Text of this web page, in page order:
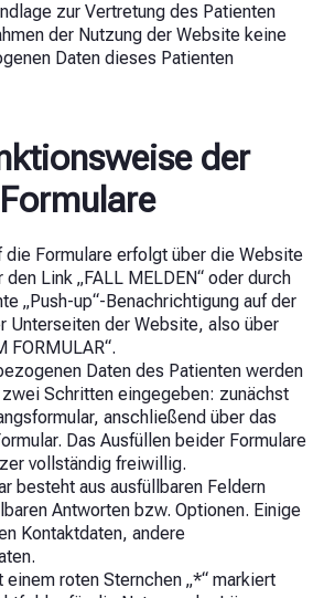
zur Vertretung des Patienten
der Nutzung der Website keine
Daten dieses Patienten
der
Formulare
die Formulare erfolgt über die Website
Link „FALL MELDEN“ oder durch
„Push-up“-Benachrichtigung auf der
Unterseiten der Website, also über
FORMULAR“.
Daten des Patienten werden
Schritten eingegeben: zunächst
anschließend über das
Das Ausfüllen beider Formulare
vollständig freiwillig.
besteht aus ausfüllbaren Feldern
Antworten bzw. Optionen. Einige
Kontaktdaten, andere
einem roten Sternchen „*“ markiert